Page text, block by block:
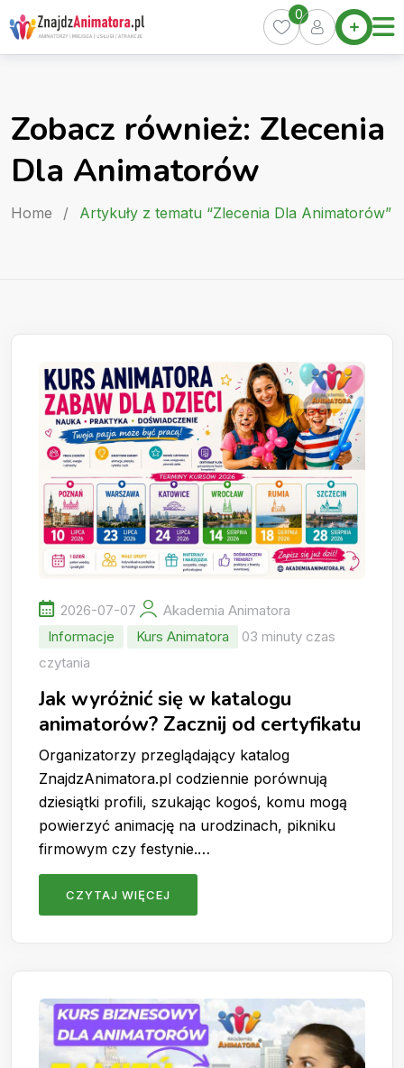
Skip
to
content
Home
Oferty
Pakiety
0
Zobacz również: Zlecenia
Dla Animatorów
Home / Artykuły z tematu “Zlecenia Dla Animatorów”
2026-07-07
Akademia Animatora
Informacje
Kurs Animatora
03 minuty czas
czytania
Jak wyróżnić się w katalogu
animatorów? Zacznij od certyfikatu
Organizatorzy przeglądający katalog
ZnajdzAnimatora.pl codziennie porównują
dziesiątki profili, szukając kogoś, komu mogą
powierzyć animację na urodzinach, pikniku
firmowym czy festynie.…
CZYTAJ WIĘCEJ